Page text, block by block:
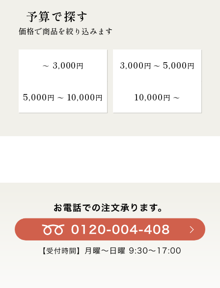
予算で探す
価格で商品を絞り込みます
～ 3,000円 3,000円 〜 5,000円
5,000円 〜 10,000円 10,000円 〜